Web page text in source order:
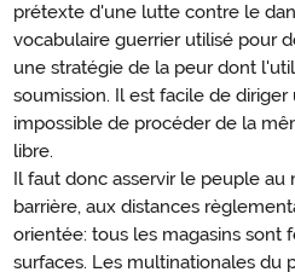
prétexte d'une lutte contre le
vocabulaire guerrier utilisé pour
une stratégie de la peur dont
soumission. Il est facile de
impossible de procéder de la
libre.
Il faut donc asservir le peuple au
barrière, aux distances
orientée: tous les magasins sont
surfaces. Les multinationales du